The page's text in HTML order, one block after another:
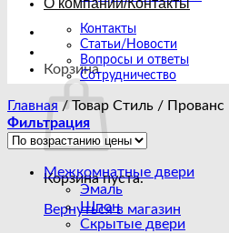
Корзина
Корзина пуста.
Вернуться в магазин
Контакты
Статьи/Новости
Вопросы и ответы
Сотрудничество
Главная /Товар Стиль / Прованс
Фильтрация
Межкомнатные двери
Эмаль
Шпон
Скрытые двери